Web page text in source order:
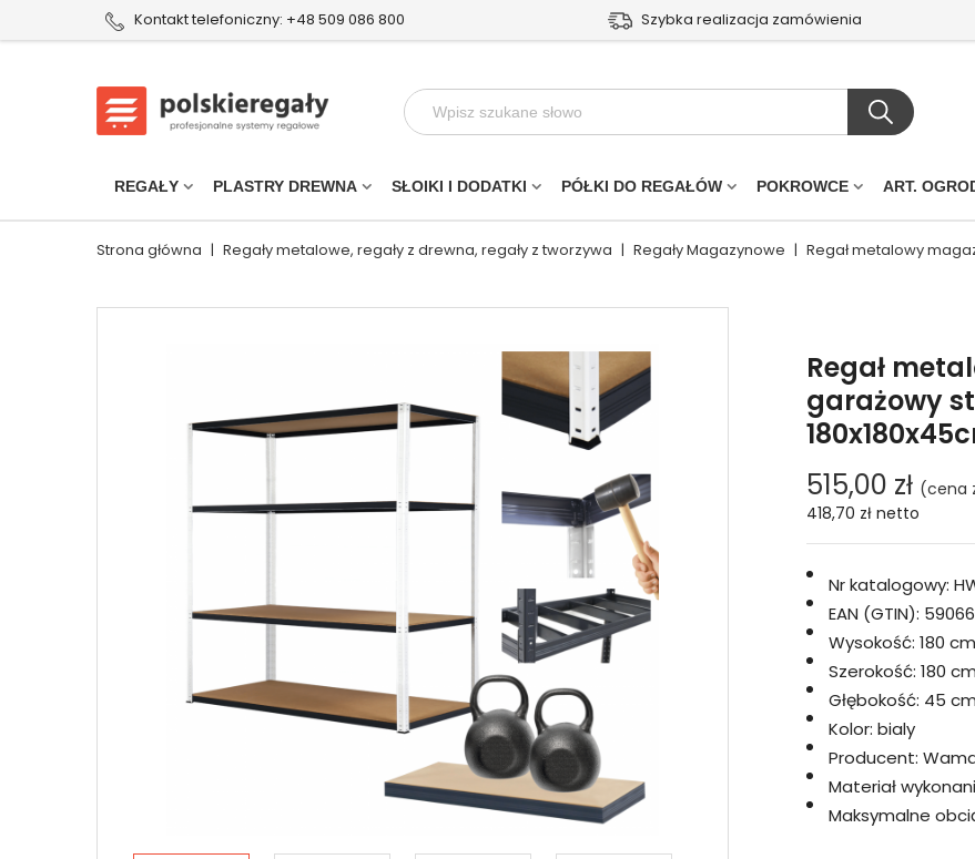
Kontakt telefoniczny: +48 509 086 800 Szybka realizacja zamówienia
REGAŁY PLASTRY DREWNA SŁOIKI I DODATKI PÓŁKI DO REGAŁÓW POKROWCE ART.
Strona główna | Regały metalowe, regały z drewna, regały z tworzywa | Regały Magazynowe | Regał metalowy
Regał
garażowy
515,00 zł (cena
418,70 zł netto
Nr katalogowy:
EAN (GTIN):
Wysokość: 180 cm
Szerokość: 180 cm
Głębokość: 45 cm
Kolor: bialy
Producent:
Materiał
Maksymalne